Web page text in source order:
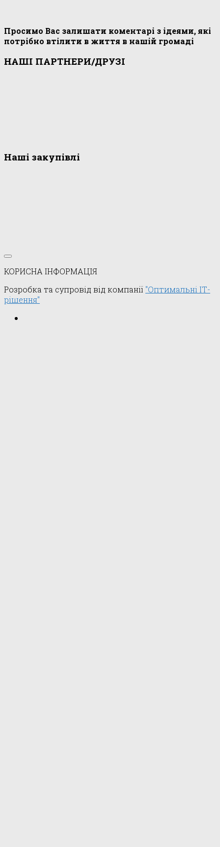
Просимо Вас залишати коментарі з ідеями, які
потрібно втілити в життя в нашій громаді
НАШІ ПАРТНЕРИ/ДРУЗІ
Наші закупівлі
КОРИСНА ІНФОРМАЦІЯ
Розробка та супровід від компанії "Оптимальні ІТ-
рішення"